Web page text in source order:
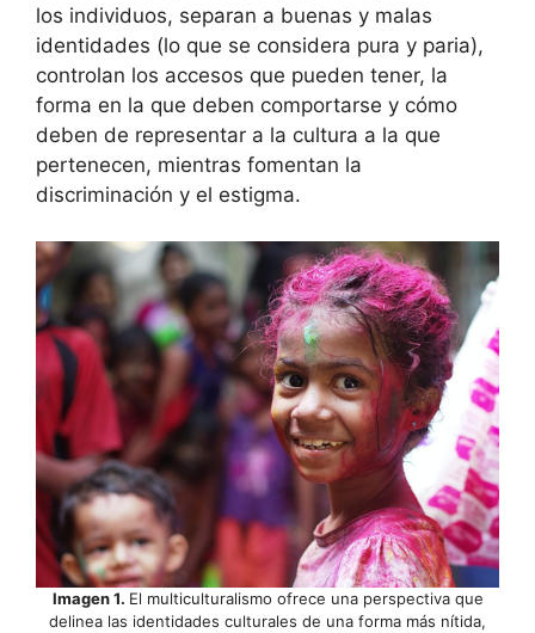
los individuos, separan a buenas y malas
identidades (lo que se considera pura y paria),
controlan los accesos que pueden tener, la
forma en la que deben comportarse y cómo
deben de representar a la cultura a la que
pertenecen, mientras fomentan la
discriminación y el estigma.
Imagen 1. El multiculturalismo ofrece una perspectiva que
delinea las identidades culturales de una forma más nítida,